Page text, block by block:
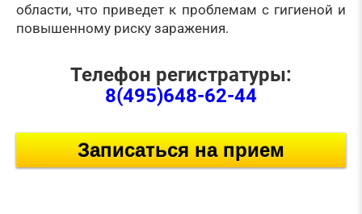
области, что приведет к проблемам с гигиеной и
повышенному риску заражения.
Телефон регистратуры:
8(495)648-62-44
Записаться на прием